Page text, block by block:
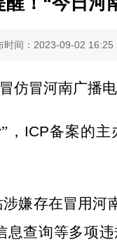
时间：2023-09-02 16:25
仿冒河南广播
” ， ICP备案的主
涉嫌存在冒用河
查询等多项违